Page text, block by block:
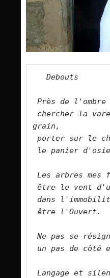
Debouts
Près de l'ombre
chercher la
grain,
porter sur le
le panier
Les arbres mes
être le vent
dans
être l'Ouvert.
Ne pas se
un pas de
Langage et